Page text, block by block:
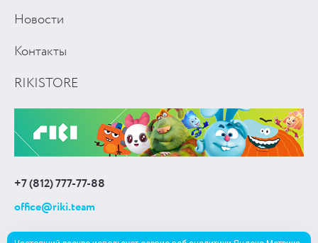
Новости
Контакты
RIKISTORE
+7 (812) 777-77-88
office@riki.team